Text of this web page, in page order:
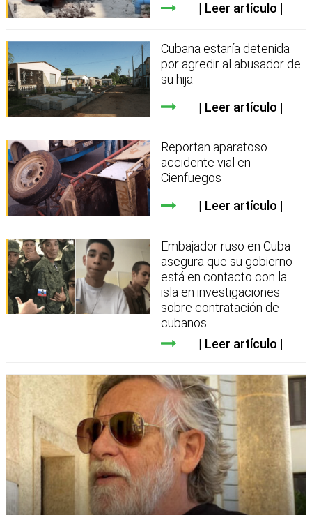
Leer artículo
Cubana estaría detenida
por agredir al abusador de
su hija
Leer artículo
Reportan aparatoso
accidente vial en
Cienfuegos
Leer artículo
Embajador ruso en Cuba
asegura que su gobierno
está en contacto con la
isla en investigaciones
sobre contratación de
cubanos
Leer artículo